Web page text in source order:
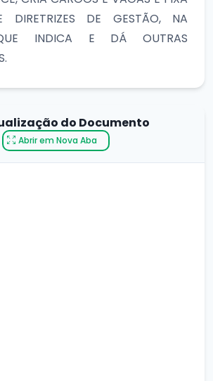
DIRETRIZES DE GESTÃO, NA
INDICA E DÁ OUTRAS
do Documento
Abrir em Nova Aba